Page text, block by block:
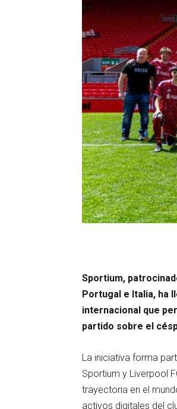
Sportium,
Portugal e Italia, ha
internacional que
partido sobre el
La iniciativa forma
Sportium y Liverpool
trayectoria en el
activos digitales del